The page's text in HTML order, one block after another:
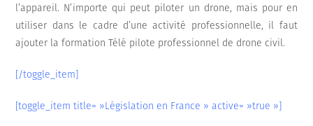
l’appareil. N’importe qui peut piloter un drone, mais pour en
utiliser dans le cadre d’une activité professionnelle, il faut
ajouter la formation Télé pilote professionnel de drone civil.
[/toggle_item]
[toggle_item title= »Législation en France » active= »true »]